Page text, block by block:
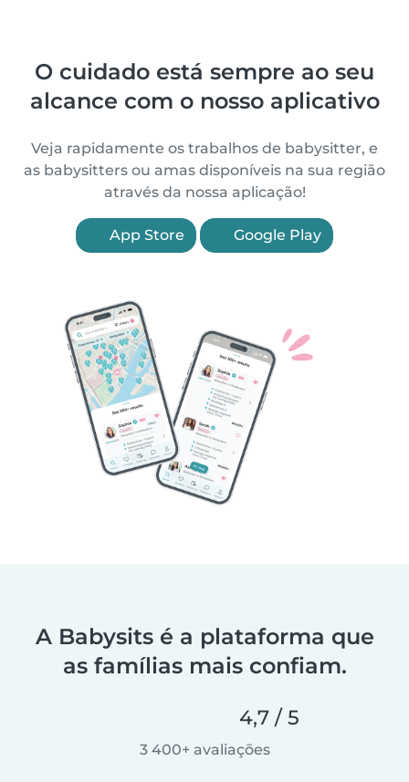
O cuidado está sempre ao seu
alcance com o nosso aplicativo
Veja rapidamente os trabalhos de babysitter, e
as babysitters ou amas disponíveis na sua região
através da nossa aplicação!
App Store Google Play
A Babysits é a plataforma que
as famílias mais confiam.
4,7 / 5
3 400+ avaliações